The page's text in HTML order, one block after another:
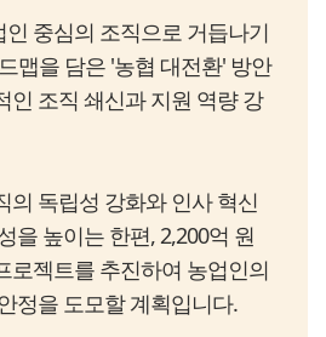
중심의 조직으로 거듭나기
맵을 담은 '농협 대전환' 방안
인 조직 쇄신과 지원 역량 강
의 독립성 강화와 인사 혁신
을 높이는 한편, 2,200억 원
로젝트를 추진하여 농업인의
정을 도모할 계획입니다.